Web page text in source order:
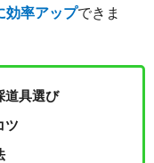
効率アップできま
道具選び
ツ